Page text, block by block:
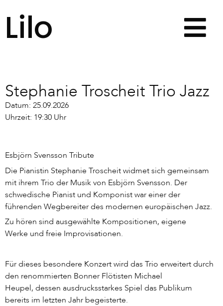
Lilo
Stephanie Troscheit Trio Jazz
Datum: 25.09.2026
Uhrzeit: 19:30 Uhr
Esbjörn Svensson Tribute
Die Pianistin Stephanie Troscheit widmet sich gemeinsam
mit ihrem Trio der Musik von Esbjörn Svensson. Der
schwedische Pianist und Komponist war einer der
führenden Wegbereiter des modernen europäischen Jazz.
Zu hören sind ausgewählte Kompositionen, eigene
Werke und freie Improvisationen.
Für dieses besondere Konzert wird das Trio erweitert durch
den renommierten Bonner Flötisten Michael
Heupel, dessen ausdrucksstarkes Spiel das Publikum
bereits im letzten Jahr begeisterte.